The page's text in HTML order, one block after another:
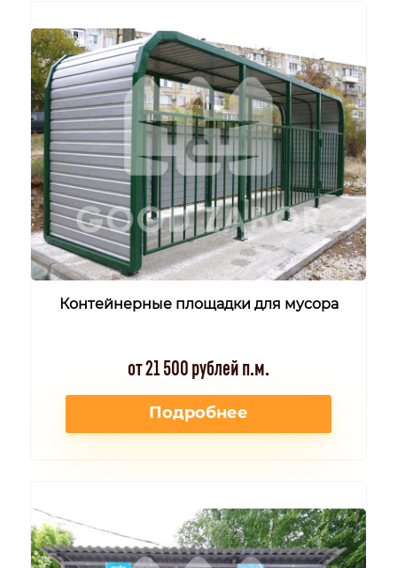
Контейнерные площадки для мусора
от 21 500 рублей п.м.
Подробнее